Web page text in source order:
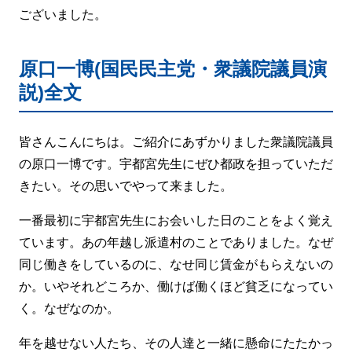
ございました。
原口一博(国民民主党・衆議院議員演
説)全文
皆さんこんにちは。ご紹介にあずかりました衆議院議員
の原口一博です。宇都宮先生にぜひ都政を担っていただ
きたい。その思いでやって来ました。
一番最初に宇都宮先生にお会いした日のことをよく覚え
ています。あの年越し派遣村のことでありました。なぜ
同じ働きをしているのに、なせ同じ賃金がもらえないの
か。いやそれどころか、働けば働くほど貧乏になってい
く。なぜなのか。
年を越せない人たち、その人達と一緒に懸命にたたかっ